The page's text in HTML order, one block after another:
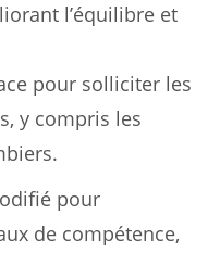
l’équilibre et
pour solliciter les
y compris les
pour
de compétence,